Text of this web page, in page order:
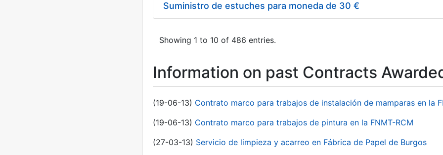
Suministro de estuches para moneda de 30 €
Showing 1 to 10 of 486 entries.
Information on past Contracts
(19-06-13) Contrato marco para trabajos de instalación de mamparas en la
(19-06-13) Contrato marco para trabajos de pintura en la FNMT-RCM
(27-03-13) Servicio de limpieza y acarreo en Fábrica de Papel de Burgos